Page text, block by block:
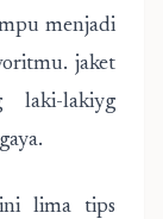
menjadi
jaket
laki-lakiyg
lima tips